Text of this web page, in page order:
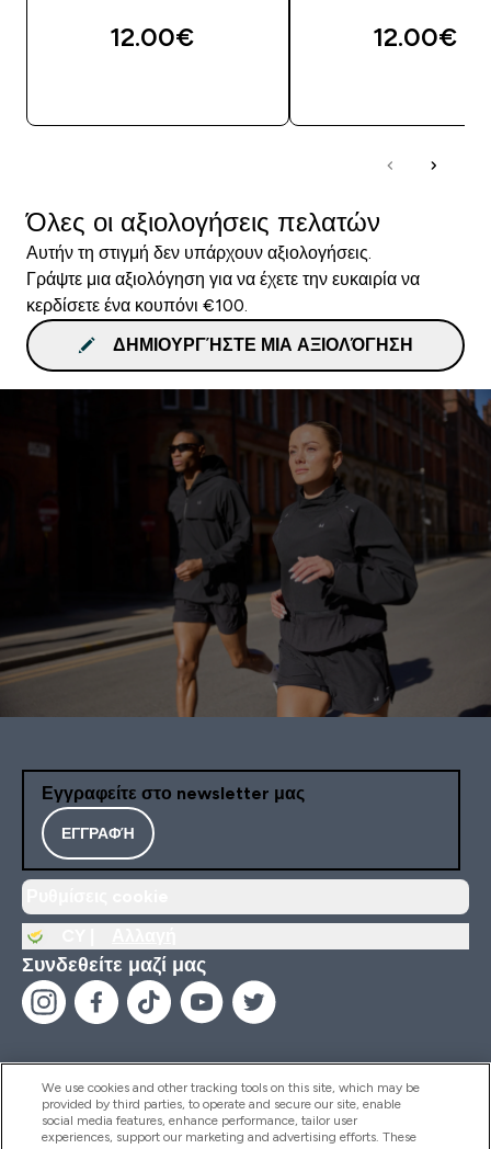
12.00€‎ 12.00€‎
Όλες οι αξιολογήσεις πελατών
Αυτήν τη στιγμή δεν υπάρχουν αξιολογήσεις.
Γράψτε μια αξιολόγηση για να έχετε την ευκαιρία να
κερδίσετε ένα κουπόνι €100.
ΔΗΜΙΟΥΡΓΉΣΤΕ ΜΙΑ ΑΞΙΟΛΌΓΗΣΗ
Εγγραφείτε στο newsletter μας
ΕΓΓΡΑΦΉ
Συνδεθείτε μαζί μας
Βοήθεια & Πληροφορίες
We use cookies and other tracking tools on this site, which may be
provided by third parties, to operate and secure our site, enable
social media features, enhance performance, tailor user
experiences, support our marketing and advertising efforts. These